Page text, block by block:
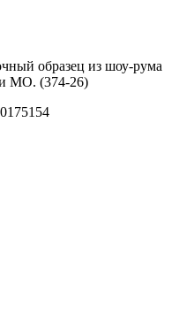
образец из шоу-рума
МО. (374-26)